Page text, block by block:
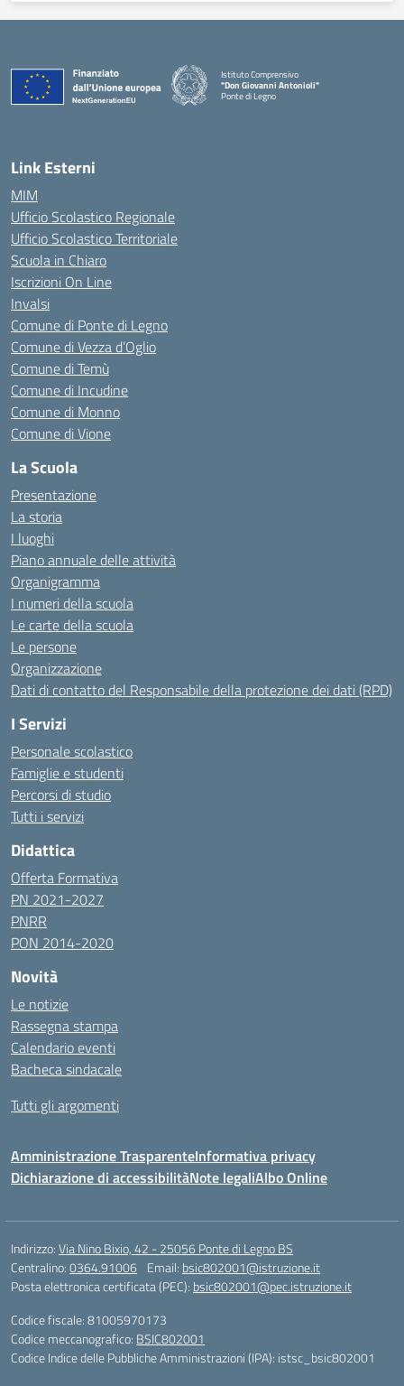
Istituto Comprensivo
"Don Giovanni Antonioli"
Ponte di Legno
— Visita la pagina iniziale della scuola
Link Esterni
MIM
Ufficio Scolastico Regionale
Ufficio Scolastico Territoriale
Scuola in Chiaro
Iscrizioni On Line
Invalsi
Comune di Ponte di Legno
Comune di Vezza d’Oglio
Comune di Temù
Comune di Incudine
Comune di Monno
Comune di Vione
La Scuola
Presentazione
La storia
I luoghi
Piano annuale delle attività
Organigramma
I numeri della scuola
Le carte della scuola
Le persone
Organizzazione
Dati di contatto del Responsabile della protezione dei dati (RPD)
I Servizi
Personale scolastico
Famiglie e studenti
Percorsi di studio
Tutti i servizi
Didattica
Offerta Formativa
PN 2021-2027
PNRR
PON 2014-2020
Novità
Le notizie
Rassegna stampa
Calendario eventi
Bacheca sindacale
Tutti gli argomenti
Amministrazione TrasparenteInformativa privacy
Dichiarazione di accessibilitàNote legaliAlbo Online
Indirizzo:Via Nino Bixio, 42 - 25056 Ponte di Legno BS
Centralino:0364.91006 Email: bsic802001@istruzione.it
Posta elettronica certificata (PEC): bsic802001@pec.istruzione.it
Codice fiscale: 81005970173
Codice meccanografico: BSIC802001
Codice Indice delle Pubbliche Amministrazioni (IPA): istsc_bsic802001